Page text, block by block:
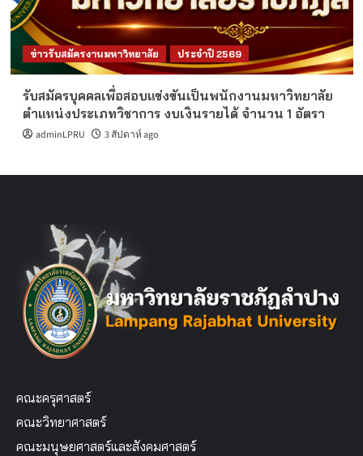
ข่าวรับสมัครงานมหาวิทยาลัย ประจำปี 2569
รับสมัครบุคคลเพื่อสอบแข่งขันเป็นพนักงานมหาวิทยาลัย
ตำแหน่งประเภทวิชาการ งบเงินรายได้ จำนวน 1 อัตรา
adminLPRU 3 สัปดาห์ ago
คณะครุศาสตร์
คณะวิทยาศาสตร์
คณะมนุษยศาสตร์และสังคมศาสตร์